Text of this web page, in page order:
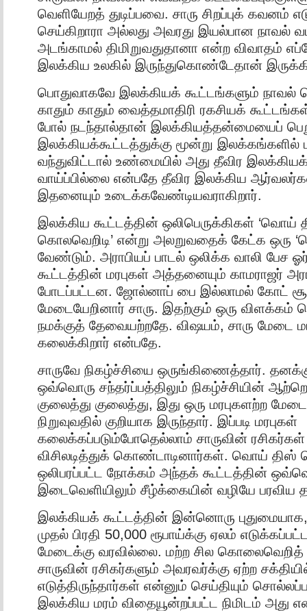
வெளியேறத் துடிப்பவை. சாரு சிறப்புக் கவனம்
செய்கிறாரா அல்லது அவரது இயல்பான நாவல்
அடங்காமல் திமிறுவதுதானா என்ற விவாதம்
இலக்கிய உலகில் இருந்துகொண்டேதான்
பொதுவாகவே இலக்கியக் கூட்டங்களும் நாவல்
காதும் காதும் வைத்தமாதிரி ரகசியக்
போல் நடந்தால்தான் இலக்கியத்தன்மையைப்
இலக்கியக்கூட்டத்துக்கு மூன்று
வந்துவிட்டால் உண்மையில் அது தீவிர
வாய்ப்பில்லை என்பதே தீவிர இலக்கிய
இதனையும் உடைக்கவேண்டியவராகிறார்.
இலக்கிய கூட்டத்தின் ஒலிபெருக்கிகள் ‘வொய்
கொலவெறிடி’ என்று அலறுவதைக் கேட்க ஒரு
வேண்டும். அராபியப் பாடல் ஒலிக்க வாலி பேச
கூட்டத்தின் மரபுகள் அத்தனையும் காமராஜர்
போடப்பட்டன. ஜோல்னாப் பை இல்லாமல் கோட்
மேடையேறினார் சாரு. இதற்கும் ஒரு
நமக்குத் தேவையற்றதே. விஷயம், சாரு மேடை
கலைக்கிறார் என்பதே.
சாருவே நிகழ்ச்சியை ஒருங்கிணைத்தார்.
ஒவ்வொரு சந்தர்ப்பத்திலும் நிகழ்ச்சியின்
குலைத்து குலைத்து, இது ஒரு மரபுகளற்ற
நிறுவுவதில் குறியாக இருந்தார். இப்படி மரபுகள்
கலைக்கப்படும்போதெல்லாம் சாருவின்
விசிலடித்துக் கொண்டாடினார்கள். வொய் திஸ்
ஒலிபரப்பட்ட நோக்கம் அந்தக் கூட்டத்தின்
இடைவெளியிலும் சீழ்க்கையின் வழியே பரவிய
இலக்கியக் கூட்டத்தின் இன்னொரு
முதல் பிரதி 50,000 ரூபாய்க்கு ஏலம்
மேடைக்கு வரவில்லை. மற்ற சில
சாருவின் ரசிகர்களும் அவரவர்க்கு ஏற்ற
எடுத்திருந்தார்கள் என்னும் செய்தியும்
இலக்கிய மரம் விதையூன்றப்பட்ட நிமிடம் அது